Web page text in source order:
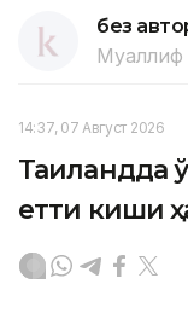
без
Муаллиф
14:37, 07 Август 2026
Таиландда
етти киши